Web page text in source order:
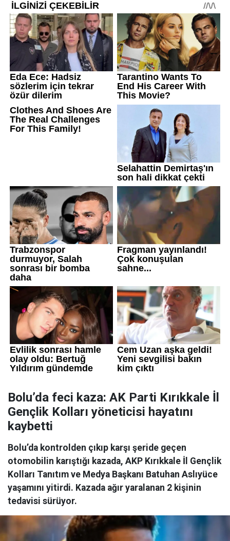
Bolu’da feci kaza: AK Parti Kırıkkale İl
Gençlik Kolları yöneticisi hayatını
kaybetti
Bolu’da kontrolden çıkıp karşı şeride geçen
otomobilin karıştığı kazada, AKP Kırıkkale İl Gençlik
Kolları Tanıtım ve Medya Başkanı Batuhan Aslıyüce
yaşamını yitirdi. Kazada ağır yaralanan 2 kişinin
tedavisi sürüyor.